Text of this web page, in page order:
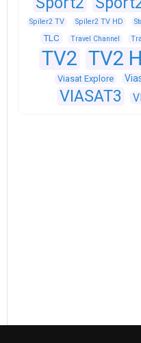
Spíler2 TV
Spíler2 TV HD
TLC Travel Channel
TV2 TV2
Viasat Explore
VIASAT3